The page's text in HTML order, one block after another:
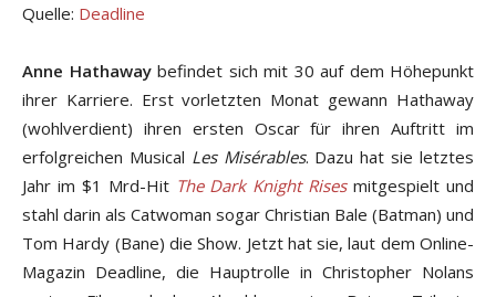
Quelle: Deadline
Anne Hathawaybefindet sich mit 30 auf dem Höhepunkt
ihrer Karriere. Erst vorletzten Monat gewann Hathaway
(wohlverdient) ihren ersten Oscar für ihren Auftritt im
erfolgreichen Musical Les Misérables. Dazu hat sie letztes
Jahr im $1 Mrd-Hit The Dark Knight Risesmitgespielt und
stahl darin als Catwoman sogar Christian Bale (Batman) und
Tom Hardy (Bane) die Show. Jetzt hat sie, laut dem Online-
Magazin Deadline, die Hauptrolle in Christopher Nolans